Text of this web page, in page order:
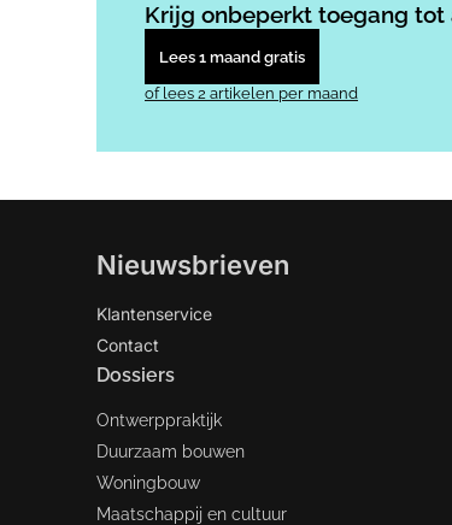
Krijg onbeperkt toegang tot
Lees 1 maand gratis
of lees 2 artikelen per maand
Nieuwsbrieven
Klantenservice
Contact
Dossiers
Ontwerppraktijk
Duurzaam bouwen
Woningbouw
Maatschappij en cultuur